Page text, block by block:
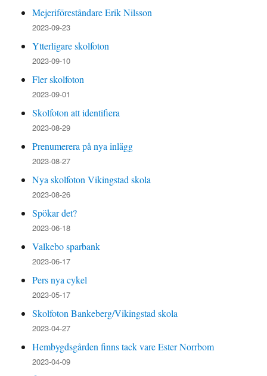
Mejeriföreståndare Erik Nilsson
2023-09-23
Ytterligare skolfoton
2023-09-10
Fler skolfoton
2023-09-01
Skolfoton att identifiera
2023-08-29
Prenumerera på nya inlägg
2023-08-27
Nya skolfoton Vikingstad skola
2023-08-26
Spökar det?
2023-06-18
Valkebo sparbank
2023-06-17
Pers nya cykel
2023-05-17
Skolfoton Bankeberg/Vikingstad skola
2023-04-27
Hembygdsgården finns tack vare Ester Norrbom
2023-04-09